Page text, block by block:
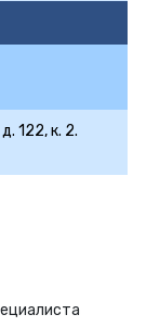
122, к. 2.